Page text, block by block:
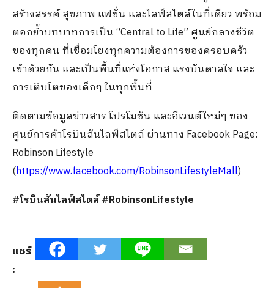
สร้างสรรค์ สุขภาพ แฟชั่น และไลฟ์สไตล์ในที่เดียว พร้อม
ตอกย้ำบทบาทการเป็น “Central to Life” ศูนย์กลางชีวิต
ของทุกคน ที่เชื่อมโยงทุกความต้องการของครอบครัว
เข้าด้วยกัน และเป็นพื้นที่แห่งโอกาส แรงบันดาลใจ และ
การเติบโตของเด็กๆ ในทุกพื้นที่
ติดตามข้อมูลข่าวสาร โปรโมชัน และอีเวนต์ใหม่ๆ ของ
ศูนย์การค้าโรบินสันไลฟ์สไตล์ ผ่านทาง Facebook Page:
Robinson Lifestyle
(https://www.facebook.com/RobinsonLifestyleMall)
#โรบินสันไลฟ์สไตล์ #RobinsonLifestyle
แชร์
: